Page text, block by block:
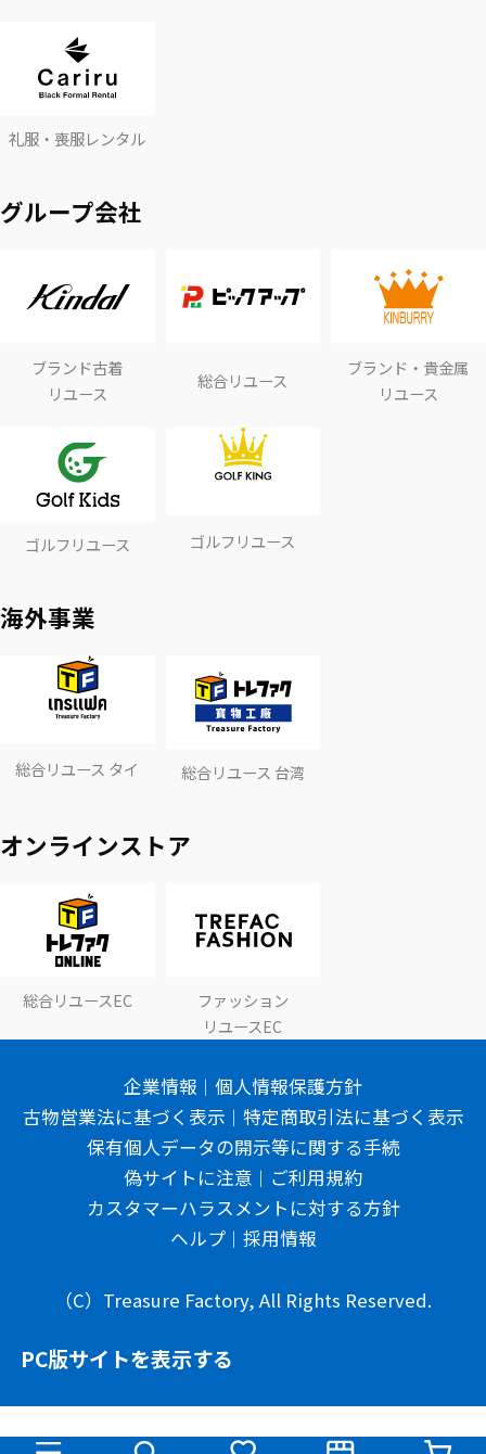
礼服・喪服レンタル
グループ会社
ブランド古着
リユース
総合リユース
ブランド・貴金属
リユース
ゴルフリユース ゴルフリユース
海外事業
総合リユース タイ 総合リユース 台湾
オンラインストア
総合リユースEC
ファッション
リユースEC
企業情報
個人情報保護方針
古物営業法に基づく表示
特定商取引法に基づく表示
保有個人データの開示等に関する手続
偽サイトに注意
ご利用規約
カスタマーハラスメントに対する方針
ヘルプ
採用情報
（C）Treasure Factory, All Rights Reserved.
PC版サイトを表示する